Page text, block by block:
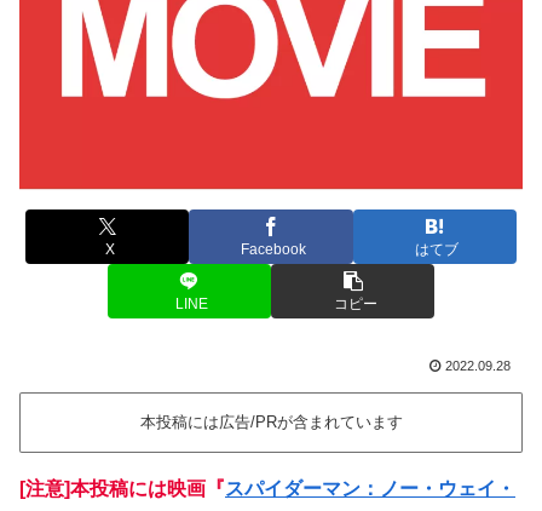
X Facebook はてブ
LINE コピー
2022.09.28
本投稿には広告/PRが含まれています
[注意]本投稿には映画『スパイダーマン：ノー・ウェイ・